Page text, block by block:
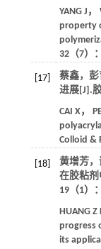
YANG J ，
property
32（7）
[17] 蔡鑫，彭
进展[J].
CAI X，
Colloid &
[18] 黄增芳，
在胶粘
19（1）
HUANG Z
progress
its